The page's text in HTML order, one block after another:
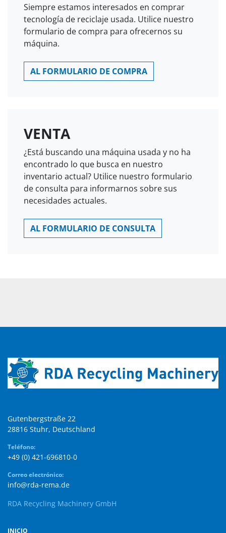
Siempre estamos interesados ​​en comprar
tecnología de reciclaje usada. Utilice nuestro
formulario de compra para ofrecernos su
máquina.
AL FORMULARIO DE COMPRA
VENTA
¿Está buscando una máquina usada y no ha
encontrado lo que busca en nuestro
inventario actual? Utilice nuestro formulario
de consulta para informarnos sobre sus
necesidades actuales.
AL FORMULARIO DE CONSULTA
Gutenbergstraße 22
28816 Stuhr, Deutschland
Teléfono:
+49 (0) 421-696810-0
Correo electrónico:
info@rda-rema.de
RDA Recycling Machinery GmbH
INICIO